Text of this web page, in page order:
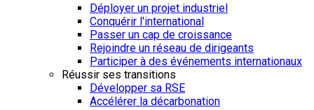
Déployer un projet industriel
Conquérir l'international
Passer un cap de croissance
Rejoindre un réseau de dirigeants
Participer à des événements internationaux
Réussir ses transitions
Développer sa RSE
Accélérer la décarbonation